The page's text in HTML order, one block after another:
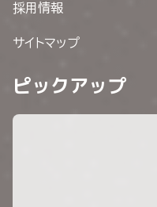
採用情報
サイトマップ
ピックアップ